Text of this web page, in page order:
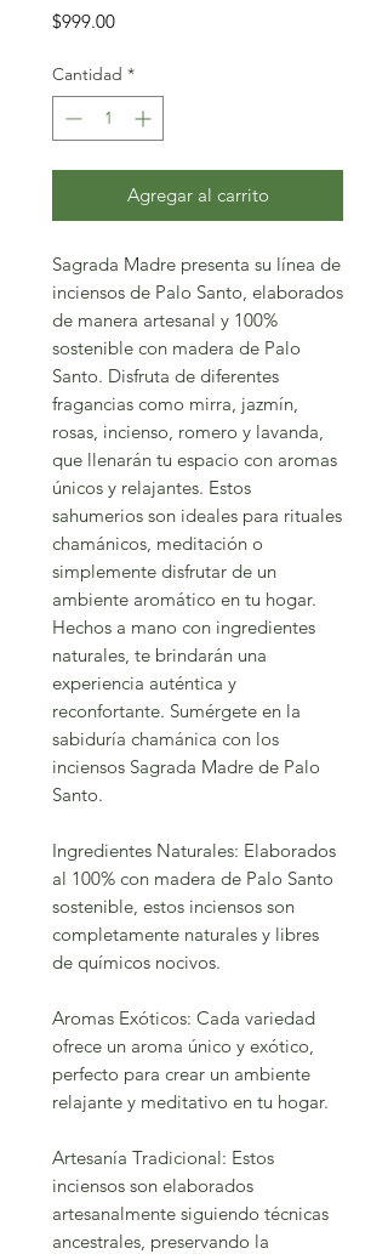
$999.00Precio
Cantidad *
Agregar al carrito
Sagrada Madre presenta su línea de
inciensos de Palo Santo, elaborados
de manera artesanal y 100%
sostenible con madera de Palo
Santo. Disfruta de diferentes
fragancias como mirra, jazmín,
rosas, incienso, romero y lavanda,
que llenarán tu espacio con aromas
únicos y relajantes. Estos
sahumerios son ideales para rituales
chamánicos, meditación o
simplemente disfrutar de un
ambiente aromático en tu hogar.
Hechos a mano con ingredientes
naturales, te brindarán una
experiencia auténtica y
reconfortante. Sumérgete en la
sabiduría chamánica con los
inciensos Sagrada Madre de Palo
Santo.
Ingredientes Naturales: Elaborados
al 100% con madera de Palo Santo
sostenible, estos inciensos son
completamente naturales y libres
de químicos nocivos.
Aromas Exóticos: Cada variedad
ofrece un aroma único y exótico,
perfecto para crear un ambiente
relajante y meditativo en tu hogar.
Artesanía Tradicional: Estos
inciensos son elaborados
artesanalmente siguiendo técnicas
ancestrales, preservando la